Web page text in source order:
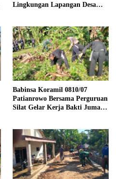
Lingkungan Lapangan Desa
Babinsa Koramil 0810/07
Patianrowo Bersama Perguruan
Silat Gelar Kerja Bakti Jumat